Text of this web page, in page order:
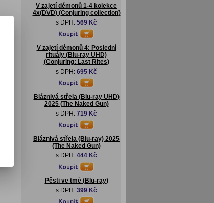
V zajetí démonů 1-4 kolekce
4x(DVD) (Conjuring collection)
s DPH: 569 Kč
V zajetí démonů 4: Poslední
rituály (Blu-ray UHD)
(Conjuring: Last Rites)
s DPH: 695 Kč
Bláznivá střela (Blu-ray UHD)
2025 (The Naked Gun)
s DPH: 719 Kč
Bláznivá střela (Blu-ray) 2025
(The Naked Gun)
s DPH: 444 Kč
Pěsti ve tmě (Blu-ray)
s DPH: 399 Kč